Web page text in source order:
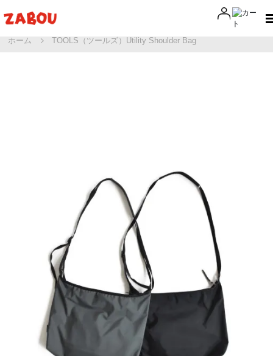
ホーム TOOLS（ツールズ）Utility Shoulder Bag